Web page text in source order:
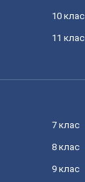
10 клас
11 клас
7 клас
8 клас
9 клас